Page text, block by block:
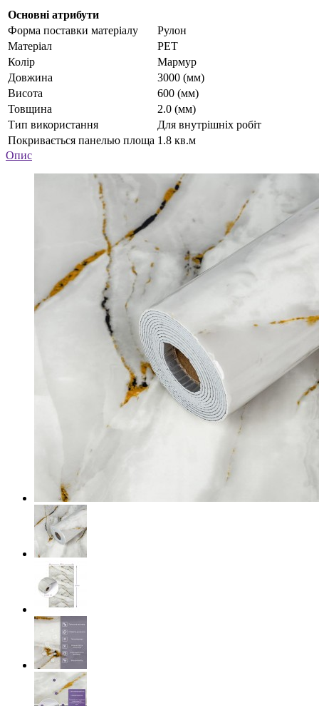
Основні атрибути
Форма поставки матеріалу
Рулон
Матеріал
PET
Колір
Мармур
Довжина
3000 (мм)
Висота
600 (мм)
Товщина
2.0 (мм)
Тип використання
Для внутрішніх робіт
Покривається панелью площа 1.8 кв.м
Опис